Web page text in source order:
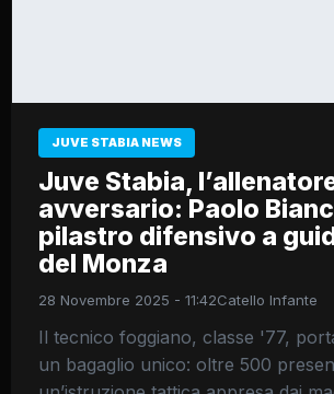
JUVE STABIA NEWS
Juve Stabia,
avversario: Paolo
pilastro difensivo a
del Monza
28 Novembre 2025 - 11:42Catello Infante
Il tecnico foggiano, classe '77,
un bagaglio unico: oltre 500